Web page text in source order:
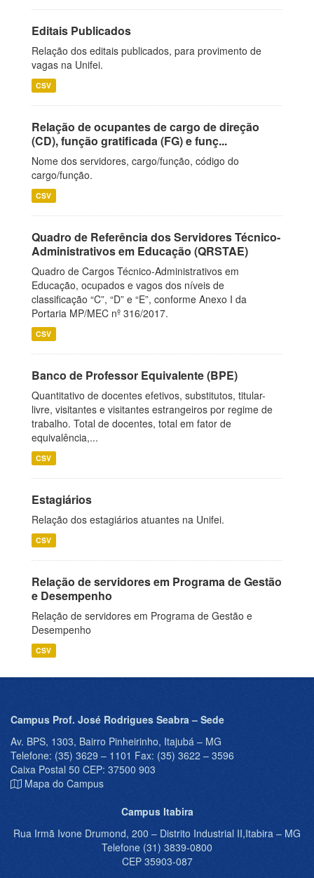
Editais Publicados
Relação dos editais publicados, para provimento de
vagas na Unifei.
CSV
Relação de ocupantes de cargo de direção
(CD), função gratificada (FG) e funç...
Nome dos servidores, cargo/função, código do
cargo/função.
CSV
Quadro de Referência dos Servidores Técnico-
Administrativos em Educação (QRSTAE)
Quadro de Cargos Técnico-Administrativos em
Educação, ocupados e vagos dos níveis de
classificação “C”, “D” e “E”, conforme Anexo I da
Portaria MP/MEC nº 316/2017.
CSV
Banco de Professor Equivalente (BPE)
Quantitativo de docentes efetivos, substitutos, titular-
livre, visitantes e visitantes estrangeiros por regime de
trabalho. Total de docentes, total em fator de
equivalência,...
CSV
Estagiários
Relação dos estagiários atuantes na Unifei.
CSV
Relação de servidores em Programa de Gestão
e Desempenho
Relação de servidores em Programa de Gestão e
Desempenho
CSV
Campus Prof. José Rodrigues Seabra – Sede
Av. BPS, 1303, Bairro Pinheirinho, Itajubá – MG
Telefone: (35) 3629 – 1101 Fax: (35) 3622 – 3596
Caixa Postal 50 CEP: 37500 903
Mapa do Campus
Campus Itabira
Rua Irmã Ivone Drumond, 200 – Distrito Industrial II,Itabira – MG
Telefone (31) 3839-0800
CEP 35903-087